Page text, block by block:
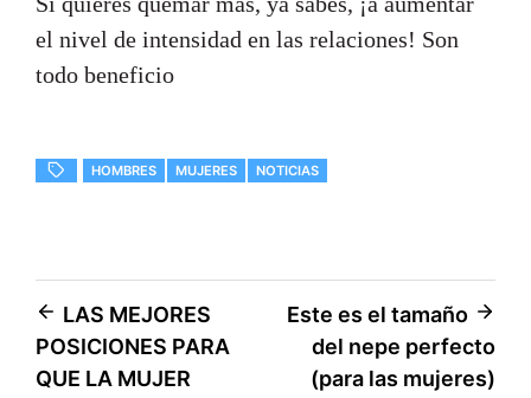
el nivel de intensidad en las relaciones! Son
todo beneficio
HOMBRES MUJERES NOTICIAS
Navegación
de
LAS MEJORES
POSICIONES PARA
QUE LA MUJER
Este es el tamaño
del nepe perfecto
(para las mujeres)